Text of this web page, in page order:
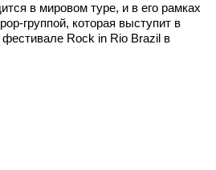
в мировом туре, и в его рамках
группой, которая выступит в
фестивале Rock in Rio Brazil в